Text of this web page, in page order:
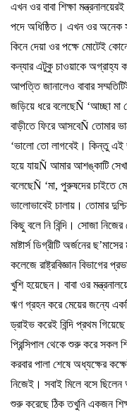
এখন ওর বাবা শিক্ষা মন্ত্রনালয়েরই
পদে অধিষ্ঠিত। এখন ওর অনেক
কিনে দেয়া ওর পক্ষে মোটেই
কন্যার এটুকু চাওয়াকে অগ্রাহ্য
আপত্তি জানালেও বাবার
জড়িয়ে ধরে বলেছেÑ ‘আচ্ছা মা
বাড়ীতে ফিরে আসবেÑ তোমার
‘ভালো তো লাগবেই। কিন্তু এই
হয়ে যায়Ñ আমার আশঙ্কাটি
বলেছেÑ ‘মা, পুরুষদের চাইতে
ভালোভাবেই চালায়। তোমার
কিছু বলে নি বিন্দি। সোজা নিজের
মাষ্টার্স ডিগ্রীটি অর্জনের ছ’মাসের
কলেজে রাষ্ট্রবিজ্ঞান বিভাগের
খুশি হয়েছেন। বাবা ওর
ঋণ গ্রহন করে মেয়ের জন্যে
ড্রাইভ করেই বিন্দি প্রথম গিয়েছে
প্রিন্সিপাল থেকে শুরু করে সকল
করবার পালা শেষে অধ্যক্ষের
নিজেই। সবাই মিলে বসে ছিলেন
শুরু করেছে ঠিক তখুনি একজন